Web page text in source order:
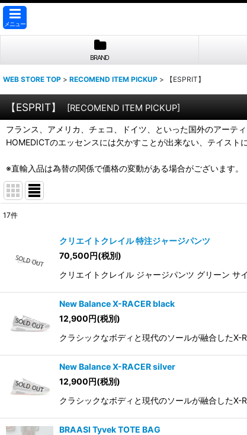
メニュー
BRAND
WEB STORE TOP > RECOMEND ITEM PICKUP > 【ESPRIT】
【ESPRIT】 [RECOMEND ITEM PICKUP]
フランス、アメリカ、チェコ、ドイツ、といった国外のアーテ
HOMEDICTのエッセンスには欠かすことが出来ない、テイスト
※直輸入品は為替の関係で価格の変動がある場合がございます。
並び順:
17件
クリエイトクレイル 特注ジャージパンツ
70,500円(税別)
クリエイトクレイル ジャージパンツ グリーン サ
New Balance X-RACER black
12,900円(税別)
クラシックなボディと現代のソールが融合したX-
New Balance X-RACER silver
12,900円(税別)
クラシックなボディと現代のソールが融合したX-
BRAASI Tyvek TOTE BAG